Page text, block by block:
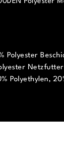
Polyester
Polyethylen,